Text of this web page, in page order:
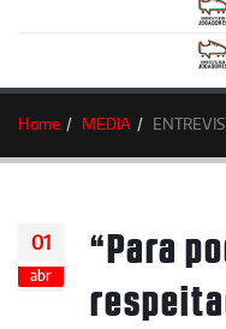
Home MEDIA
01
abr
“Para